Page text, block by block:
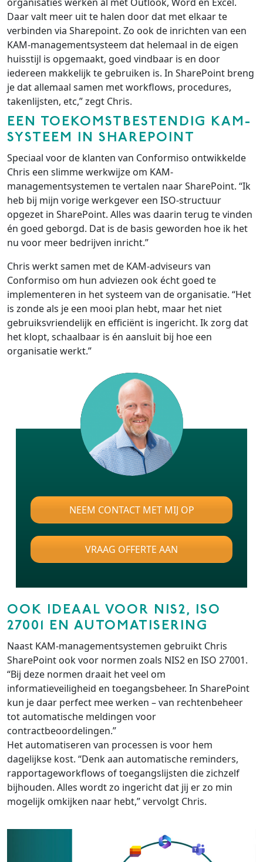
Daar valt meer uit te halen door dat met elkaar te
verbinden via Sharepoint. Zo ook de inrichten van een
KAM-managementsysteem dat helemaal in de eigen
huisstijl is opgemaakt, goed vindbaar is en door
iedereen makkelijk te gebruiken is. In SharePoint breng
je dat allemaal samen met workflows, procedures,
takenlijsten, etc,” zegt Chris.
EEN TOEKOMSTBESTENDIG KAM-
SYSTEEM IN SHAREPOINT
Speciaal voor de klanten van Conformiso ontwikkelde
Chris een slimme werkwijze om KAM-
managementsystemen te vertalen naar SharePoint. “Ik
heb bij mijn vorige werkgever een ISO-structuur
opgezet in SharePoint. Alles was daarin terug te vinden
én goed geborgd. Dat is de basis geworden hoe ik het
nu voor meer bedrijven inricht.”
Chris werkt samen met de KAM-adviseurs van
Conformiso om hun adviezen ook écht goed te
implementeren in het systeem van de organisatie. “Het
is zonde als je een mooi plan hebt, maar het niet
gebruiksvriendelijk en efficiënt is ingericht. Ik zorg dat
het klopt, schaalbaar is én aansluit bij hoe een
organisatie werkt.”
NEEM CONTACT MET MIJ OP
VRAAG OFFERTE AAN
OOK IDEAAL VOOR NIS2, ISO
27001 EN AUTOMATISERING
Naast KAM-managementsystemen gebruikt Chris
SharePoint ook voor normen zoals NIS2 en ISO 27001.
“Bij deze normen draait het veel om
informatieveiligheid en toegangsbeheer. In SharePoint
kun je daar perfect mee werken – van rechtenbeheer
tot automatische meldingen voor
contractbeoordelingen.”
Het automatiseren van processen is voor hem
dagelijkse kost. “Denk aan automatische reminders,
rapportageworkflows of toegangslijsten die zichzelf
bijhouden. Alles wordt zo ingericht dat jij er zo min
mogelijk omkijken naar hebt,” vervolgt Chris.